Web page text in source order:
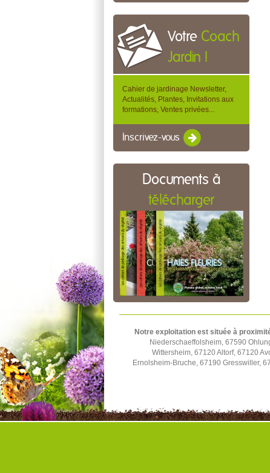
Votre Coach
Jardin !
Cahier de jardinage Newsletter,
Actualités, Plantes, Invitations aux
formations, Ventes privées...
Inscrivez-vous
Documents à
télécharger
Notre exploitation est située à
Niederschaeffolsheim, 67590
Wittersheim, 67120 Altorf, 67120
Ernolsheim-Bruche, 67190 Gresswiller,